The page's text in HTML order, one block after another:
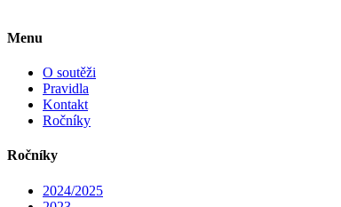
Menu
O soutěži
Pravidla
Kontakt
Ročníky
Ročníky
2024/2025